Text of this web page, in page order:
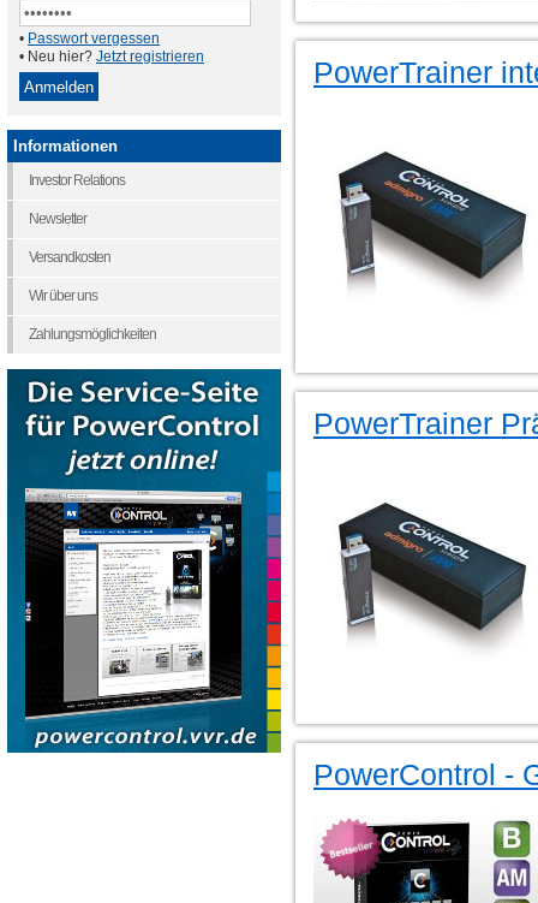
PowerTrainer
PowerTrainer
PowerControl -
• Passwort vergessen
• Neu hier? Jetzt registrieren
Informationen
Investor Relations
Newsletter
Versandkosten
Wir über uns
Zahlungsmöglichkeiten